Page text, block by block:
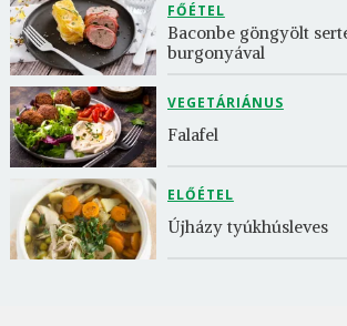
FŐÉTEL
Baconbe göngyölt
burgonyával
VEGETÁRIÁNUS
Falafel
ELŐÉTEL
Újházy tyúkhúsleves